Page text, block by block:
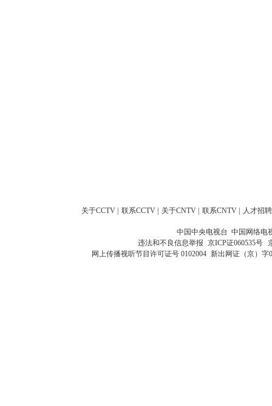
关于CCTV 联系CCTV 关于CNTV 联系CNTV 人才招聘
中国中央电视台 中国网络电
违法和不良信息举报 京ICP证060535号
网上传播视听节目许可证号 0102004 新出网证（京）